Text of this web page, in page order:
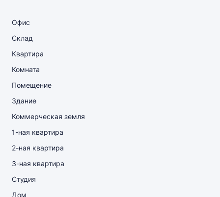
Офис
Склад
Квартира
Комната
Помещение
Здание
Коммерческая земля
1-ная квартира
2-ная квартира
3-ная квартира
Студия
Дом